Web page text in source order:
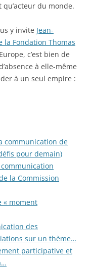
du monde.
y invite Jean-
la Fondation Thomas
c’est bien de
à elle-même
à un seul empire :
communication de
pour demain)
la Commission
« moment
des
sur un thème…
participative et